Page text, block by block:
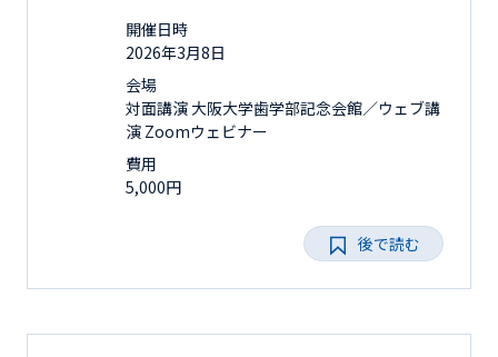
開催日時
2026年3月8日
会場
対面講演 大阪大学歯学部記念会館／ウェブ講
演 Zoomウェビナー
費用
5,000円
後で読む